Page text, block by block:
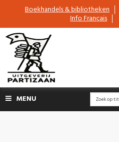
Boekhandels & bibliotheken
Info Français
MENU